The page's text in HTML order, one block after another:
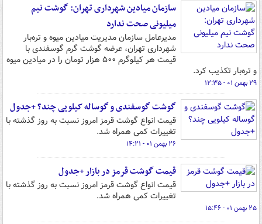
سازمان میادین شهرداری تهران: گوشت نیم
میلیونی صحت ندارد
مدیرعامل سازمان مدیریت میادین میوه و تره‌بار
شهرداری تهران، عرضه گوشت گرم گوسفندی با
قیمت هر کیلوگرم ۵۰۰ هزار تومان را در میادین میوه
و تره‌بار تکذیب کرد.
۲۹ بهمن ۰۱ - ۱۲:۳۵
گوشت گوسفندی و گوساله کیلویی چند؟ +جدول
قیمت انواع گوشت قرمز امروز نسبت به روز گذشته با
تغییرات کمی همراه شد.
۲۶ بهمن ۰۱ - ۱۴:۲۱
قیمت گوشت قرمز در بازار +جدول
قیمت انواع گوشت قرمز امروز نسبت به روز گذشته با
تغییرات کمی همراه شد.
۲۵ بهمن ۰۱ - ۱۵:۴۶